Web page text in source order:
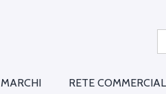
MARCHI RETE